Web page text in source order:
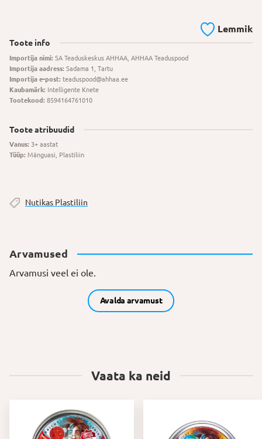
Lemmik
Toote info
Importija nimi: SA Teaduskeskus AHHAA, AHHAA Teaduspood
Importija aadress: Sadama 1, Tartu
Importija e-post: teaduspood@ahhaa.ee
Kaubamärk: Intelligente Knete
Tootekood: 8594164761010
Toote atribuudid
Vanus: 3+ aastat
Tüüp: Mänguasi, Plastiliin
Nutikas Plastiliin
Arvamused
Arvamusi veel ei ole.
Avalda arvamust
Vaata ka neid